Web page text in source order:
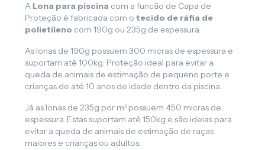
A Lona para piscina com a funcão de Capa de
Proteção é fabricada com o tecido de ráfia de
polietileno com 190g ou 235g de espessura.
As lonas de 190g possuem 300 micras de espessura e
suportam até 100kg. Proteção ideal para evitar a
queda de animais de estimação de pequeno porte e
crianças de até 10 anos de idade dentro da piscina.
Já as lonas de 235g por m² possuem 450 micras de
espessura. Estas suportam até 150kg e são ideias para
evitar a queda de animais de estimação de raças
maiores e crianças ou adultos.